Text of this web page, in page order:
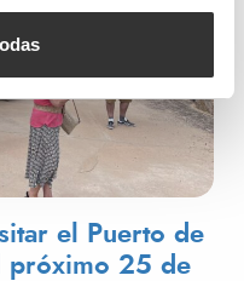
el Puerto de
próximo 25 de